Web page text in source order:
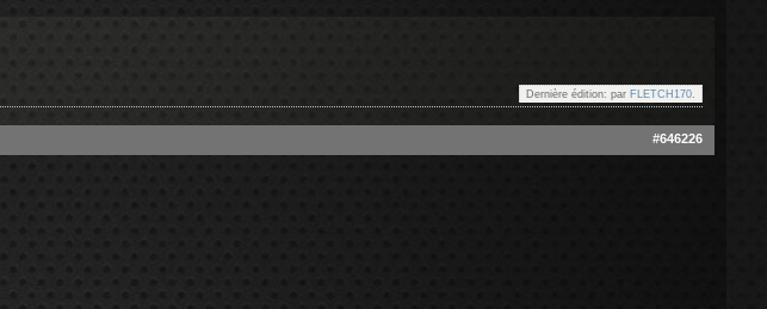
Dernière édition: par FLETCH170.
#646226